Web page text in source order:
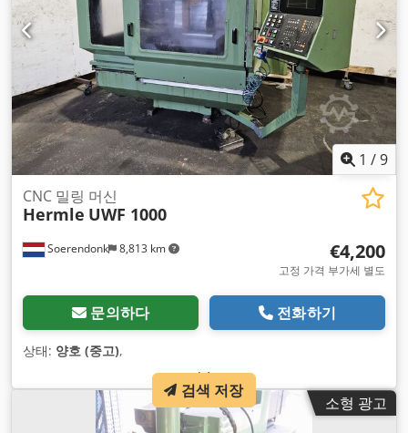
1 /9
Soerendonk 8,813 km
CNC 밀링 머신
Hermle UWF 1000
€4,200
고정 가격 부가세 별도
문의하다 전화하기
상태: 양호 (중고),
소형 광고
검색 저장